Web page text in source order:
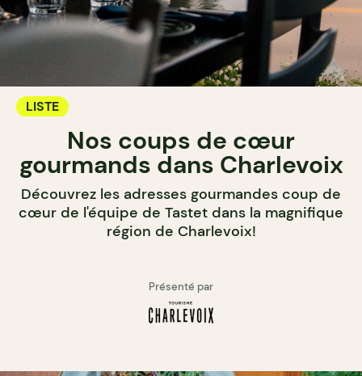
LISTE
Nos coups de cœur
gourmands dans Charlevoix
Découvrez les adresses gourmandes coup de
cœur de l'équipe de Tastet dans la magnifique
région de Charlevoix!
Présenté par